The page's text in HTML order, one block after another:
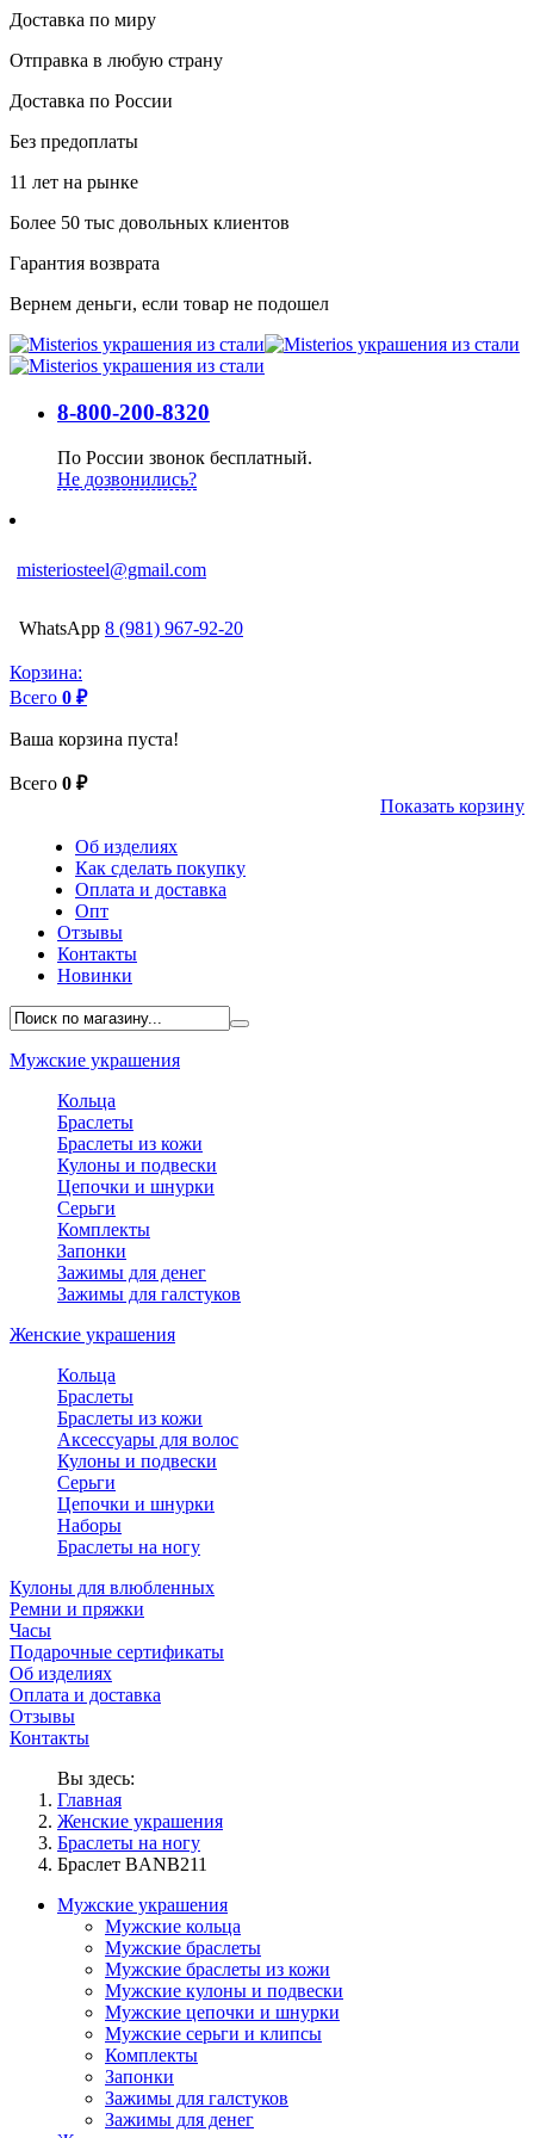
Доставка по миру
Отправка в любую страну
Доставка по России
Без предоплаты
11 лет на рынке
Более 50 тыс довольных клиентов
Гарантия возврата
Вернем деньги, если товар не подошел
8-800-200-8320
По России звонок бесплатный.
Не дозвонились?
misteriosteel@gmail.com
WhatsApp 8 (981) 967-92-20
Корзина:
Всего 0 ₽
Ваша корзина пуста!
Всего 0 ₽
Показать корзину
Об изделиях
Как сделать покупку
Оплата и доставка
Опт
Отзывы
Контакты
Новинки
Мужские украшения
Кольца
Браслеты
Браслеты из кожи
Кулоны и подвески
Цепочки и шнурки
Серьги
Комплекты
Запонки
Зажимы для денег
Зажимы для галстуков
Женские украшения
Кольца
Браслеты
Браслеты из кожи
Аксессуары для волос
Кулоны и подвески
Серьги
Цепочки и шнурки
Наборы
Браслеты на ногу
Кулоны для влюбленных
Ремни и пряжки
Часы
Подарочные сертификаты
Об изделиях
Оплата и доставка
Отзывы
Контакты
Вы здесь:
Главная
Женские украшения
Браслеты на ногу
Браслет BANB211
Мужские украшения
Мужские кольца
Мужские браслеты
Мужские браслеты из кожи
Мужские кулоны и подвески
Мужские цепочки и шнурки
Мужские серьги и клипсы
Комплекты
Запонки
Зажимы для галстуков
Зажимы для денег